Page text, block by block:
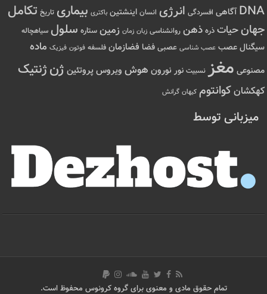
DNA آگاهی افسردگی انرژی انسان اینشتین باکتری بیماری تاریخ تکامل
جهانحیات ذره ذهن روانشناسی زبان زمان زمین ستاره سلول سیاهچاله
سیگنال عصب عصب شناسی عصبی فضا فضازمان فلسفه فوتون فیزیک ماده
مصنوعی مغز نسبیت نور نورون هوش ویروس پروتئین ژنژنتیک
کهکشانکوانتوم کیهان گرانش
میزبانی توسط
تمام حقوق مادی و معنوی برای گروه کرونوس محفوظ است.